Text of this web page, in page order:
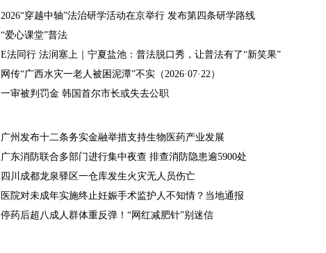
2026“穿越中轴”法治研学活动在京举行 发布第四条研学路线
“爱心课堂”普法
E法同行 法润塞上｜宁夏盐池：普法脱口秀，让普法有了“新笑果”
网传“广西水灾一老人被困泥潭”不实（2026·07·22）
一审被判罚金 韩国首尔市长或失去公职
广州发布十二条务实金融举措支持生物医药产业发展
广东消防联合多部门进行集中夜查 排查消防隐患逾5900处
四川成都龙泉驿区一仓库发生火灾无人员伤亡
医院对未成年实施终止妊娠手术监护人不知情？当地通报
停药后超八成人群体重反弹！“网红减肥针”别迷信